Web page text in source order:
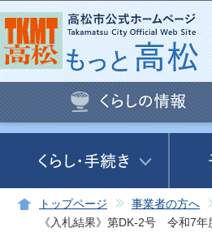
トップページ 事業者の方へ
《入札結果》第DK-2号 令和7